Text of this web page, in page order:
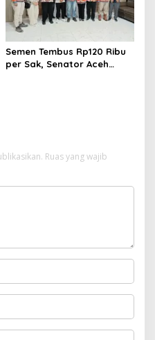
Semen Tembus Rp120 Ribu
per Sak, Senator Aceh
Ruas yang wajib